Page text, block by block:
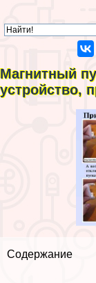
Магнитный
устройство,
Содержание